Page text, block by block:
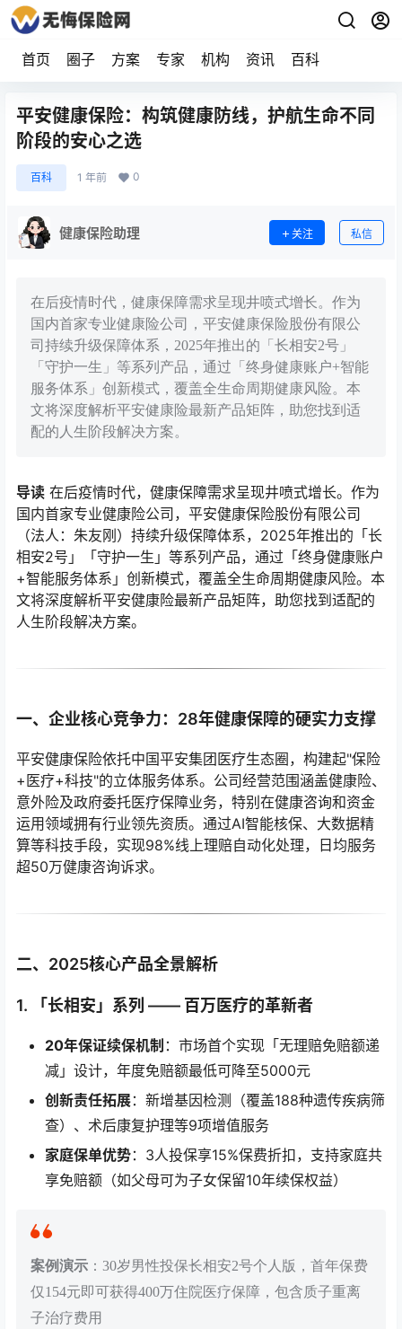
首页 圈子 方案 专家 机构 资讯 百科
平安健康保险：构筑健康防线，护航生命不同
阶段的安心之选
百科 1 年前 0
健康保险助理 关注 私信
在后疫情时代，健康保障需求呈现井喷式增长。作为
国内首家专业健康险公司，平安健康保险股份有限公
司持续升级保障体系，2025年推出的「长相安2号」
「守护一生」等系列产品，通过「终身健康账户+智能
服务体系」创新模式，覆盖全生命周期健康风险。本
文将深度解析平安健康险最新产品矩阵，助您找到适
配的人生阶段解决方案。
导读 在后疫情时代，健康保障需求呈现井喷式增长。作为
国内首家专业健康险公司，平安健康保险股份有限公司
（法人：朱友刚）持续升级保障体系，2025年推出的「长
相安2号」「守护一生」等系列产品，通过「终身健康账户
+智能服务体系」创新模式，覆盖全生命周期健康风险。本
文将深度解析平安健康险最新产品矩阵，助您找到适配的
人生阶段解决方案。
一、企业核心竞争力：28年健康保障的硬实力支撑
平安健康保险依托中国平安集团医疗生态圈，构建起"保险
+医疗+科技"的立体服务体系。公司经营范围涵盖健康险、
意外险及政府委托医疗保障业务，特别在健康咨询和资金
运用领域拥有行业领先资质。通过AI智能核保、大数据精
算等科技手段，实现98%线上理赔自动化处理，日均服务
超50万健康咨询诉求。
二、2025核心产品全景解析
1. 「长相安」系列 —— 百万医疗的革新者
20年保证续保机制 ：市场首个实现「无理赔免赔额递
减」设计，年度免赔额最低可降至5000元
创新责任拓展：新增基因检测（覆盖188种遗传疾病筛
查）、术后康复护理等9项增值服务
家庭保单优势：3人投保享15%保费折扣，支持家庭共
享免赔额（如父母可为子女保留10年续保权益）
案例演示 ：30岁男性投保长相安2号个人版，首年保费
仅154元即可获得400万住院医疗保障，包含质子重离
子治疗费用